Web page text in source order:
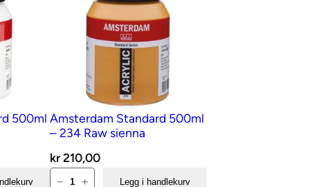
500ml Amsterdam Standard 500ml
– 234 Raw sienna
kr210,00
Amsterdam
− + Legg i handlekurv